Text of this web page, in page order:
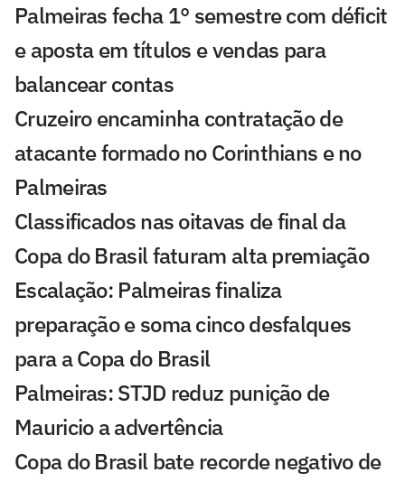
Palmeiras fecha 1° semestre com déficit
e aposta em títulos e vendas para
balancear contas
Cruzeiro encaminha contratação de
atacante formado no Corinthians e no
Palmeiras
Classificados nas oitavas de final da
Copa do Brasil faturam alta premiação
Escalação: Palmeiras finaliza
preparação e soma cinco desfalques
para a Copa do Brasil
Palmeiras: STJD reduz punição de
Mauricio a advertência
Copa do Brasil bate recorde negativo de